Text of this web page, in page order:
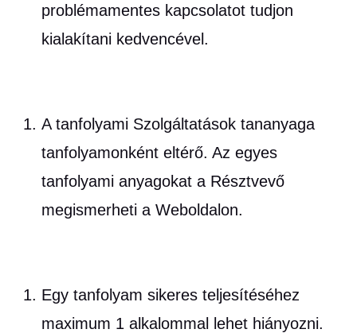
problémamentes kapcsolatot tudjon
kialakítani kedvencével.
A tanfolyami Szolgáltatások tananyaga
tanfolyamonként eltérő. Az egyes
tanfolyami anyagokat a Résztvevő
megismerheti a Weboldalon.
Egy tanfolyam sikeres teljesítéséhez
maximum 1 alkalommal lehet hiányozni.